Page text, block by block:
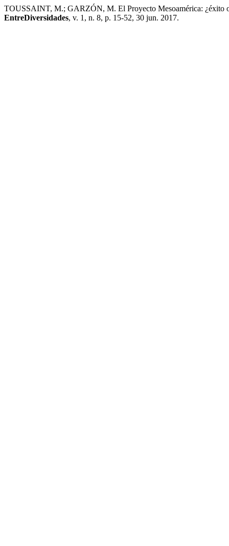
TOUSSAINT, M.; GARZÓN, M. El Proyecto Mesoamérica: ¿éxito
EntreDiversidades, v. 1, n. 8, p. 15-52, 30 jun. 2017.